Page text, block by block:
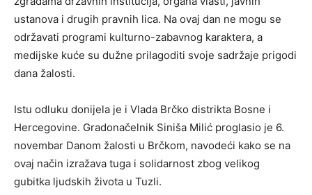
ustanova i drugih pravnih lica. Na ovaj dan ne mogu se
održavati programi kulturno-zabavnog karaktera, a
medijske kuće su dužne prilagoditi svoje sadržaje prigodi
dana žalosti.
Istu odluku donijela je i Vlada Brčko distrikta Bosne i
Hercegovine. Gradonačelnik Siniša Milić proglasio je 6.
novembar Danom žalosti u Brčkom, navodeći kako se na
ovaj način izražava tuga i solidarnost zbog velikog
gubitka ljudskih života u Tuzli.